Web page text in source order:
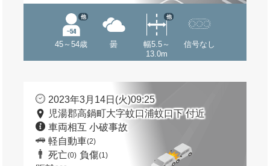
45～54歳
他
曇
幅5.5～
13.0m
他
信号なし
2023年3月14日(火)09:25
児湯郡高鍋町大字蚊口浦蚊口下 付近
車両相互 小破事故
軽自動車(2)
死亡(0) 負傷(1)